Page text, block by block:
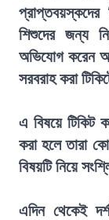
শিশুদের জন্য
অভিযোগ করেন
সরবরাহ করা
এ বিষয়ে টিকিট
করা হলে তারা
বিষয়টি নিয়ে
এদিন থেকেই